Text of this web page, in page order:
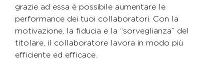
grazie ad essa è possibile aumentare le
performance dei tuoi collaboratori. Con la
motivazione, la fiducia e la “sorveglianza” del
titolare, il collaboratore lavora in modo più
efficiente ed efficace.